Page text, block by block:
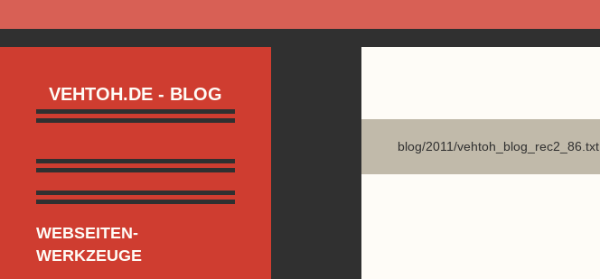
VEHTOH.DE - BLOG
WEBSEITEN-
WERKZEUGE
blog/2011/vehtoh_blog_rec2_86.txt